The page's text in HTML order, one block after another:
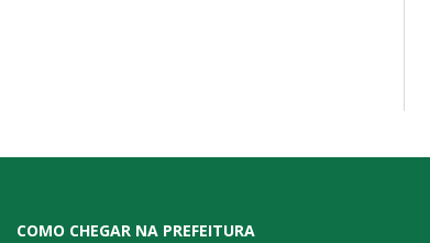
COMO CHEGAR NA PREFEITURA